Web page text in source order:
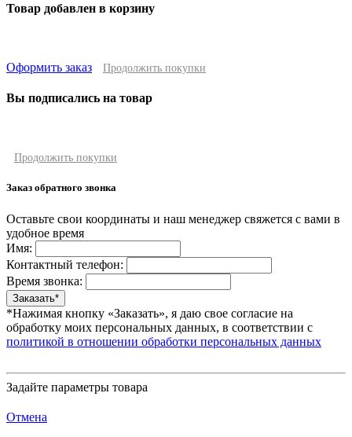
Товар добавлен в корзину
Оформить заказ Продолжить покупки
Вы подписались на товар
Продолжить покупки
Заказ обратного звонка
Оставьте свои координаты и наш менеджер свяжется с вами в
удобное время
Имя:
Контактный телефон:
Время звонка:
*Нажимая кнопку «Заказать», я даю свое согласие на
обработку моих персональных данных, в соответствии с
политикой в отношении обработки персональных данных
Задайте параметры товара
Отмена